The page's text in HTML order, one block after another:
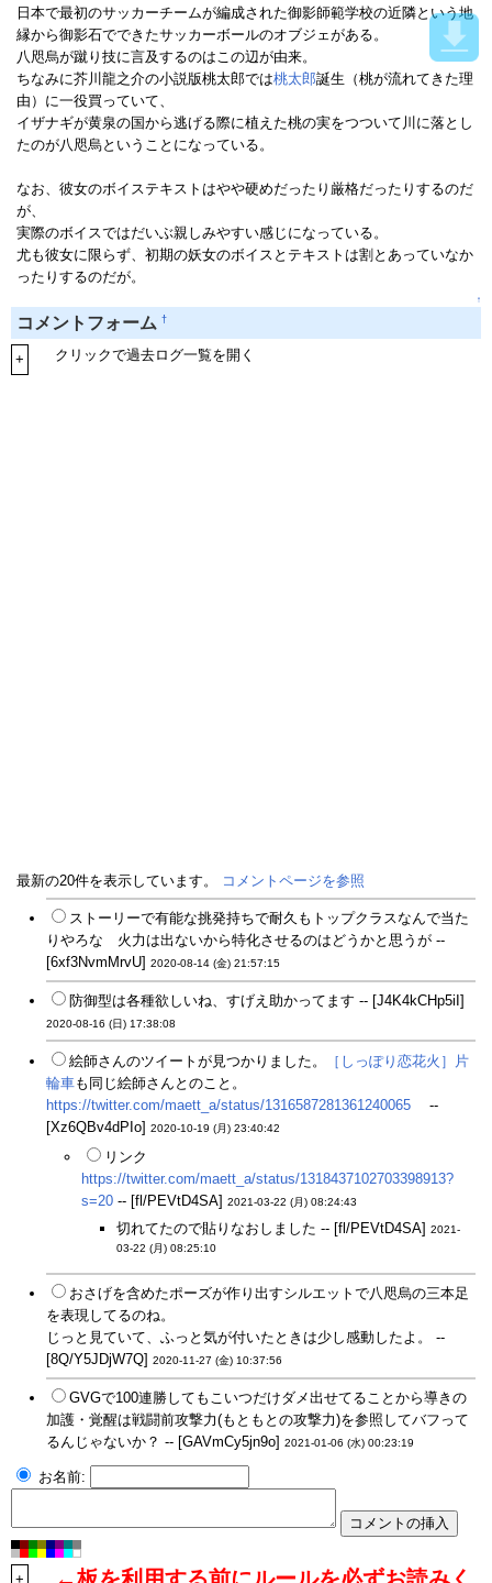
日本で最初のサッカーチームが編成された御影師範学校の近隣という地
縁から御影石でできたサッカーボールのオブジェがある。
八咫烏が蹴り技に言及するのはこの辺が由来。
ちなみに芥川龍之介の小説版桃太郎では桃太郎誕生（桃が流れてきた理
由）に一役買っていて、
イザナギが黄泉の国から逃げる際に植えた桃の実をつついて川に落とし
たのが八咫烏ということになっている。
なお、彼女のボイステキストはやや硬めだったり厳格だったりするのだ
が、
実際のボイスではだいぶ親しみやすい感じになっている。
尤も彼女に限らず、初期の妖女のボイスとテキストは割とあっていなか
ったりするのだが。
↑
コメントフォーム †
+ クリックで過去ログ一覧を開く
最新の20件を表示しています。 コメントページを参照
ストーリーで有能な挑発持ちで耐久もトップクラスなんで当た
りやろな 火力は出ないから特化させるのはどうかと思うが --
[6xf3NvmMrvU] 2020-08-14 (金) 21:57:15
防御型は各種欲しいね、すげえ助かってます -- [J4K4kCHp5iI]
2020-08-16 (日) 17:38:08
絵師さんのツイートが見つかりました。
［しっぽり恋花火］片
輪車も同じ絵師さんとのこと。
https://twitter.com/maett_a/status/1316587281361240065 --
[Xz6QBv4dPIo] 2020-10-19 (月) 23:40:42
リンク
https://twitter.com/maett_a/status/1318437102703398913?
s=20 -- [fl/PEVtD4SA] 2021-03-22 (月) 08:24:43
切れてたので貼りなおしました -- [fl/PEVtD4SA] 2021-
03-22 (月) 08:25:10
おさげを含めたポーズが作り出すシルエットで八咫烏の三本足
を表現してるのね。
じっと見ていて、ふっと気が付いたときは少し感動したよ。 --
[8Q/Y5JDjW7Q] 2020-11-27 (金) 10:37:56
GVGで100連勝してもこいつだけダメ出せてることから導きの
加護・覚醒は戦闘前攻撃力(もともとの攻撃力)を参照してバフって
るんじゃないか？ -- [GAVmCy5jn9o] 2021-01-06 (水) 00:23:19
お名前:
+